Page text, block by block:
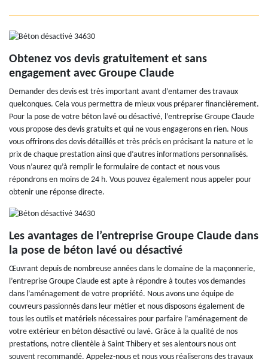
Obtenez vos devis gratuitement et sans
engagement avec Groupe Claude
Demander des devis est très important avant d’entamer des travaux
quelconques. Cela vous permettra de mieux vous préparer financièrement.
Pour la pose de votre béton lavé ou désactivé, l’entreprise Groupe Claude
vous propose des devis gratuits et qui ne vous engagerons en rien. Nous
vous offrirons des devis détaillés et très précis en précisant la nature et le
prix de chaque prestation ainsi que d’autres informations personnalisés.
Vous n’aurez qu’à remplir le formulaire de contact et nous vous
répondrons en moins de 24 h. Vous pouvez également nous appeler pour
obtenir une réponse directe.
Les avantages de l’entreprise Groupe Claude dans
la pose de béton lavé ou désactivé
Œuvrant depuis de nombreuse années dans le domaine de la maçonnerie,
l’entreprise Groupe Claude est apte à répondre à toutes vos demandes
dans l’aménagement de votre propriété. Nous avons une équipe de
couvreurs passionnés dans leur métier et nous disposons également de
tous les outils et matériels nécessaires pour parfaire l’aménagement de
votre extérieur en béton désactivé ou lavé. Grâce à la qualité de nos
prestations, notre clientèle à Saint Thibery et ses alentours nous ont
souvent recommandé. Appelez-nous et nous vous réaliserons des travaux